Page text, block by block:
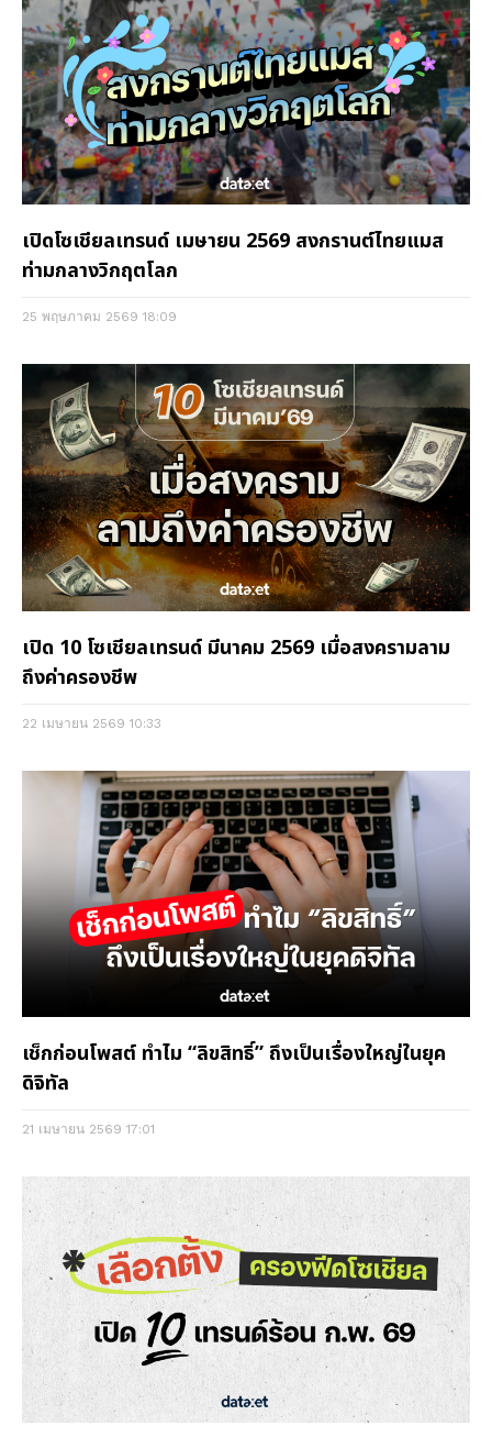
เปิดโซเชียลเทรนด์ เมษายน 2569 สงกรานต์ไทยแมส
ท่ามกลางวิกฤตโลก
25 พฤษภาคม 2569 18:09
เปิด 10 โซเชียลเทรนด์ มีนาคม 2569 เมื่อสงครามลาม
ถึงค่าครองชีพ
22 เมษายน 2569 10:33
เช็กก่อนโพสต์ ทำไม “ลิขสิทธิ์” ถึงเป็นเรื่องใหญ่ในยุค
ดิจิทัล
21 เมษายน 2569 17:01